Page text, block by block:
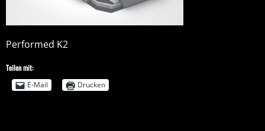
Performed K2
Teilen mit:
E-Mail
Drucken